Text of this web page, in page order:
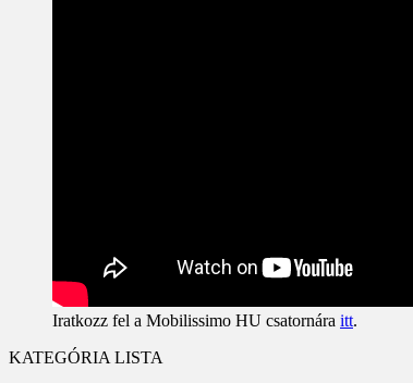
Iratkozz fel a Mobilissimo HU csatornára itt.
KATEGÓRIA LISTA